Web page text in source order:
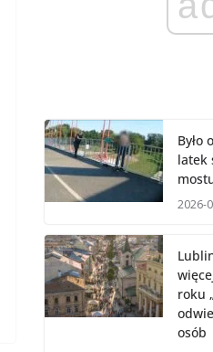
Było
latek
2026-
roku
osób